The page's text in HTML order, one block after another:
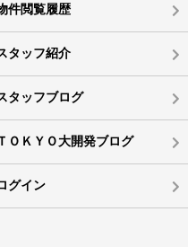
件閲覧履歴
タッフ紹介
タッフブログ
ＯＫＹＯ大開発ブログ
グイン